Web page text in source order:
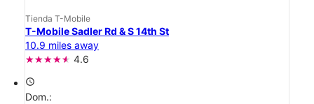
Tienda T-Mobile
T-Mobile Sadler Rd & S 14th St
10.9 miles away
4.6
access_time
Dom.: